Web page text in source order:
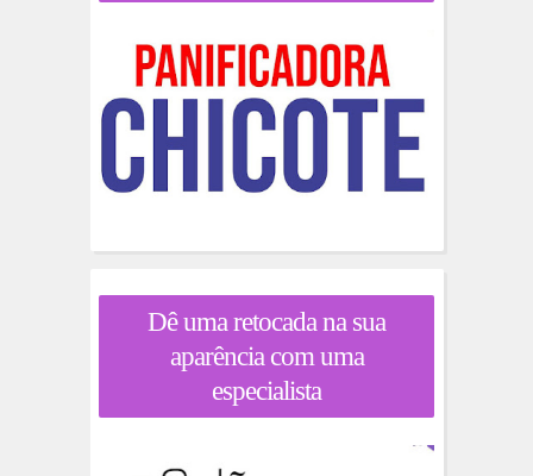
Dê uma retocada na sua
aparência com uma
especialista